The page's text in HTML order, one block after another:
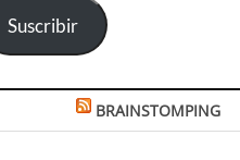
Suscribir
BRAINSTOMPING